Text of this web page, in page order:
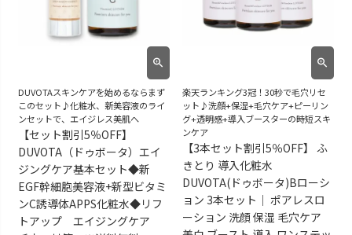
DUVOTAスキンケアを始めるならまず
このセット♪化粧水、新美容液のライ
ンセットで、エイジレス美肌へ
【セット割引5％OFF】
DUVOTA（ドゥボータ）エイ
ジングケア基本セット◆新
EGF幹細胞美容液+新型ビタミ
ンC誘導体APPS化粧水◆リフ
トアップ エイジングケア
楽天ランキング3冠！30秒で毛穴リセ
ット♪洗顔+保湿+毛穴ケア+ピーリン
グ+透明感+導入ブースターの時短スキ
ンケア
【3本セット割引5％OFF】 ふ
きとり 導入化粧水
DUVOTA(ドゥボータ)Bローシ
ョン 3本セット｜ ポアレスロ
ーション 洗顔 保湿 毛穴ケア